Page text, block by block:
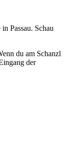
Passau. Schau
du am Schanzl
der